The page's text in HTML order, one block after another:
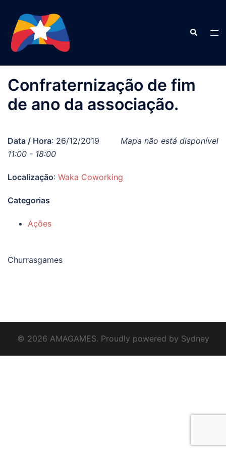
conteúdo
Search
Confraternização de fim
de ano da associação.
Mapa não está disponível
Data / Hora: 26/12/2019
11:00 - 18:00
Localização: Waka Coworking
Categorias
Ações
Churrasgames
© 2026 AMAGAMES. Proudly powered by Sydney